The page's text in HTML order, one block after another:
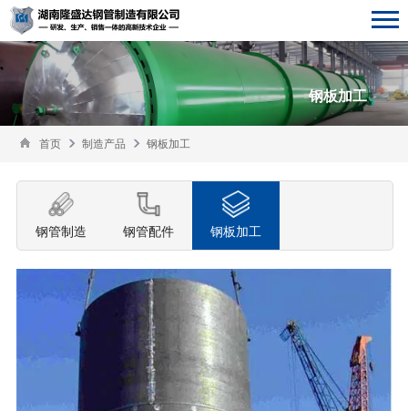
钢板加工
首页 制造产品 钢板加工
钢管制造 钢管配件 钢板加工